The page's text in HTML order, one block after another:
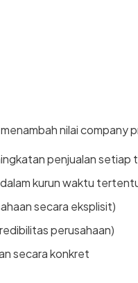
nilai company
penjualan setiap
kurun waktu
secara eksplisit)
perusahaan)
secara konkret